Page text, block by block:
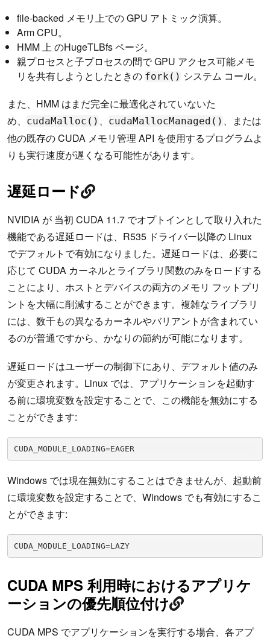
file-backed メモリ上での GPU アトミック演算。
Arm CPU。
HMM 上 のHugeTLBfs ページ。
親プロセスと子プロセスの間で GPU アクセス可能メモ
リを共有しようとしたときの fork() システム コール。
また、HMM はまだ完全に最適化されていないた
め、
cudaMalloc() 、 cudaMallocManaged() 、または
他の既存の CUDA メモリ管理 API を使用するプログラムよ
りも実行速度が遅くなる可能性があります。
遅延ロード
NVIDIA が 当初 CUDA 11.7 でオプトインとして取り入れた
機能である遅延ロードは、R535 ドライバー以降の Linux
でデフォルトで有効になりました。遅延ロードは、必要に
応じて CUDA カーネルとライブラリ関数のみをロードする
ことにより、ホストとデバイスの両方のメモリ フットプリ
ントを大幅に削減することができます。複雑なライブラリ
には、数千もの異なるカーネルやバリアントが含まれてい
るのが普通ですから、かなりの節約が可能になります。
遅延ロードはユーザーの制御下にあり、デフォルト値のみ
が変更されます。Linux では、アプリケーションを起動す
る前に環境変数を設定することで、この機能を無効にする
ことができます:
CUDA_MODULE_LOADING=EAGER
Windows では現在無効にすることはできませんが、起動前
に環境変数を設定することで、Windows でも有効にするこ
とができます:
CUDA_MODULE_LOADING=LAZY
CUDA MPS 利用時におけるアプリケ
ーションの優先順位付け
CUDA MPS でアプリケーションを実行する場合、各アプ